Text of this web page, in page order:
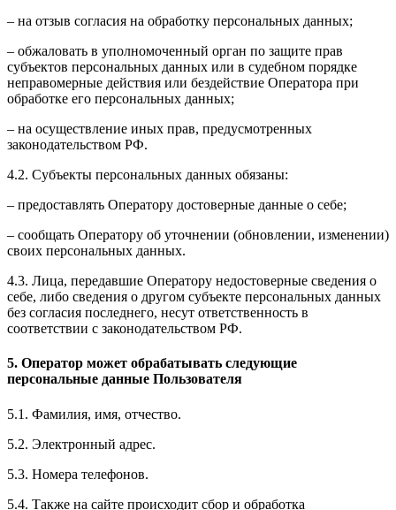
– на отзыв согласия на обработку персональных данных;
– обжаловать в уполномоченный орган по защите прав
субъектов персональных данных или в судебном порядке
неправомерные действия или бездействие Оператора при
обработке его персональных данных;
– на осуществление иных прав, предусмотренных
законодательством РФ.
4.2. Субъекты персональных данных обязаны:
– предоставлять Оператору достоверные данные о себе;
– сообщать Оператору об уточнении (обновлении, изменении)
своих персональных данных.
4.3. Лица, передавшие Оператору недостоверные сведения о
себе, либо сведения о другом субъекте персональных данных
без согласия последнего, несут ответственность в
соответствии с законодательством РФ.
5. Оператор может обрабатывать следующие
персональные данные Пользователя
5.1. Фамилия, имя, отчество.
5.2. Электронный адрес.
5.3. Номера телефонов.
5.4. Также на сайте происходит сбор и обработка